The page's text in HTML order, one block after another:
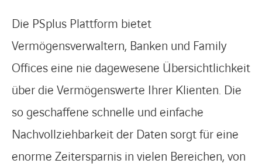
Die PSplus Plattform bietet
Vermögensverwaltern, Banken und Family
Offices eine nie dagewesene Übersichtlichkeit
über die Vermögenswerte Ihrer Klienten. Die
so geschaffene schnelle und einfache
Nachvollziehbarkeit der Daten sorgt für eine
enorme Zeitersparnis in vielen Bereichen, von